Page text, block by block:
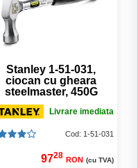
Stanley 1-51-031,
ciocan cu gheara
steelmaster, 450G
Livrare imediata
Cod: 1-51-031
9728 RON (cu TVA)